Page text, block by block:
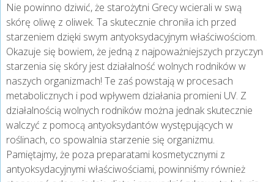
Nie powinno dziwić, że starożytni Grecy wcierali w swą
skórę oliwę z oliwek. Ta skutecznie chroniła ich przed
starzeniem dzięki swym antyoksydacyjnym właściwościom.
Okazuje się bowiem, że jedną z najpoważniejszych przyczyn
starzenia się skóry jest działalność wolnych rodników w
naszych organizmach! Te zaś powstają w procesach
metabolicznych i pod wpływem działania promieni UV. Z
działalnością wolnych rodników można jednak skutecznie
walczyć z pomocą antyoksydantów występujących w
roślinach, co spowalnia starzenie się organizmu.
Pamiętajmy, że poza preparatami kosmetycznymi z
antyoksydacyjnymi właściwościami, powinniśmy również